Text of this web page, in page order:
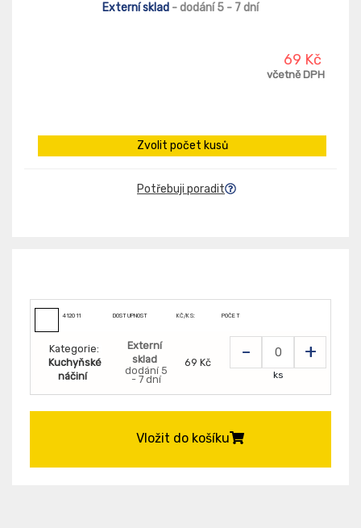
Externí sklad - dodání 5 - 7 dní
69 Kč
včetně DPH
Zvolit počet kusů
Potřebuji poradit
412011 DOSTUPNOST KČ/KS: POČET
Kategorie:
Kuchyňské
náčiní
Externí
sklad
dodání 5
- 7 dní
69 Kč - +
ks
Vložit do košíku